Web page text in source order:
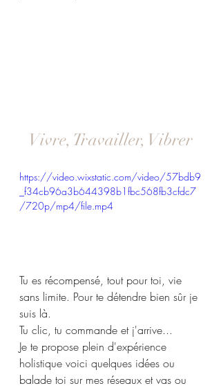
Vivre, Travailler, Vibrer
https://video.wixstatic.com/video/57bdb9
_f34cb96a3b644398b1fbc568fb3cfdc7
/720p/mp4/file.mp4
Tu es récompensé, tout pour toi, vie
sans limite. Pour te détendre bien sûr je
suis là.
Tu clic, tu commande et j'arrive...
Je te propose plein d'expérience
holistique voici quelques idées ou
balade toi sur mes réseaux et vas ou